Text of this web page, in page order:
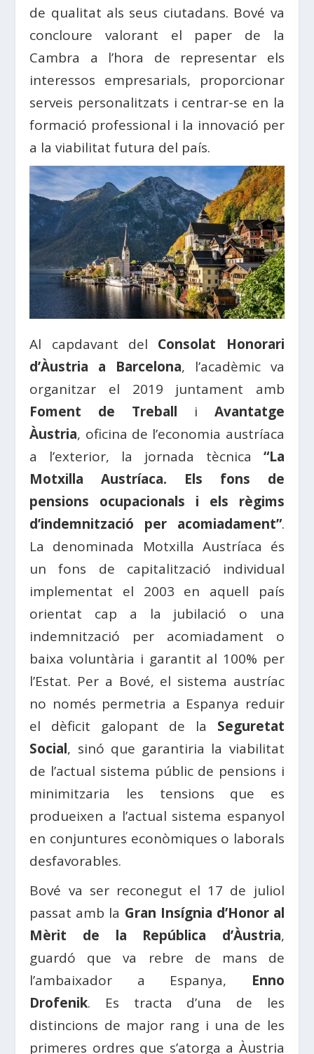
de qualitat als seus ciutadans. Bové va
concloure valorant el paper de la
Cambra a l’hora de representar els
interessos empresarials, proporcionar
serveis personalitzats i centrar-se en la
formació professional i la innovació per
a la viabilitat futura del país.
Al capdavant del Consolat Honorari
d’Àustria a Barcelona, l’acadèmic va
organitzar el 2019 juntament amb
Foment de Treball i Avantatge
Àustria, oficina de l’economia austríaca
a l’exterior, la jornada tècnica “La
Motxilla Austríaca. Els fons de
pensions ocupacionals i els règims
d’indemnització per acomiadament”.
La denominada Motxilla Austríaca és
un fons de capitalització individual
implementat el 2003 en aquell país
orientat cap a la jubilació o una
indemnització per acomiadament o
baixa voluntària i garantit al 100% per
l’Estat. Per a Bové, el sistema austríac
no només permetria a Espanya reduir
el dèficit galopant de la Seguretat
Social, sinó que garantiria la viabilitat
de l’actual sistema públic de pensions i
minimitzaria les tensions que es
produeixen a l’actual sistema espanyol
en conjuntures econòmiques o laborals
desfavorables.
Bové va ser reconegut el 17 de juliol
passat amb la Gran Insígnia d’Honor al
Mèrit de la República d’Àustria,
guardó que va rebre de mans de
l’ambaixador a Espanya, Enno
Drofenik. Es tracta d’una de les
distincions de major rang i una de les
primeres ordres que s’atorga a Àustria